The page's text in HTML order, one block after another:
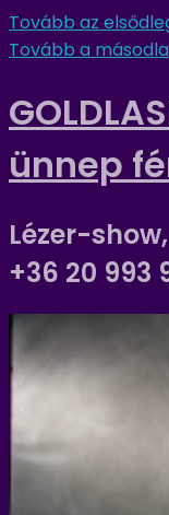
Tovább az
Tovább a
ünnep
Lézer-
+36 20 993